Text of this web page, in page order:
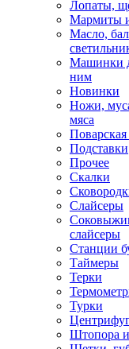
Лопаты,
Мармиты
Масло,
Машинки
ним
Новинки
Ножи,
мяса
Подставки
Прочее
Скалки
Слайсеры
слайсеры
Станции
Таймеры
Терки
Турки
Штопора